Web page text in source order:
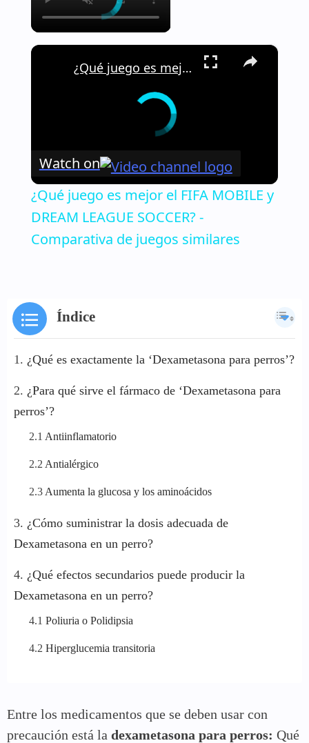
×
¿Qué juego es mejor el FIFA MOBILE y DREAM LEAGUE SOCCER? - Comparativa de juegos similares
Watch on
¿Qué juego es mejor el FIFA MOBILE y
DREAM LEAGUE SOCCER? -
Comparativa de juegos similares
Índice
¿Qué es exactamente la ‘Dexametasona para perros’?
¿Para qué sirve el fármaco de ‘Dexametasona para
perros’?
Antiinflamatorio
Antialérgico
Aumenta la glucosa y los aminoácidos
¿Cómo suministrar la dosis adecuada de
Dexametasona en un perro?
¿Qué efectos secundarios puede producir la
Dexametasona en un perro?
Poliuria o Polidipsia
Hiperglucemia transitoria
Entre los medicamentos que se deben usar con
precaución está la dexametasona para perros: Qué